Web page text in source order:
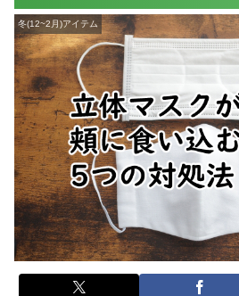
冬(12~2月)アイテム